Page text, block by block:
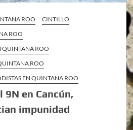
ROO
CINTILLO
ROO
QUINTANA ROO
ROO
EN QUINTANA ROO
9N en Cancún,
impunidad